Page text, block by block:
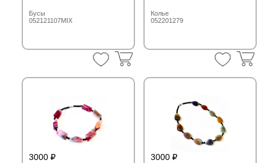
Колье
052201279
Бусы
052121107MIX
3000
3000